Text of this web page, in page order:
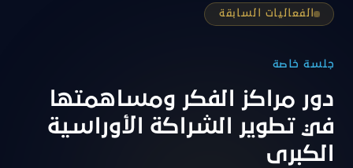
السابقة
الفكر ومساهمتها
الشراكة الأوراسية